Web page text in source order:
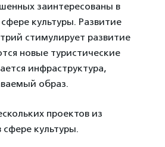
заинтересованы в
культуры. Развитие
стимулирует развитие
новые туристические
инфраструктура,
образ.
проектов из
культуры.